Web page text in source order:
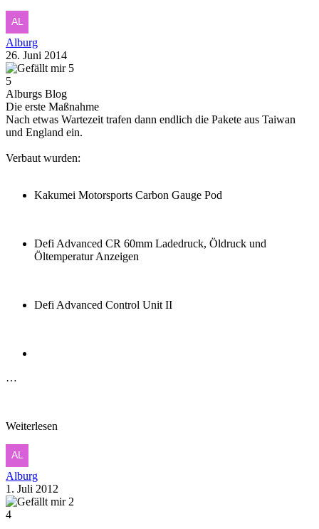
Alburg
26. Juni 2014
5
5
Alburgs Blog
Die erste Maßnahme
Nach etwas Wartezeit trafen dann endlich die Pakete aus Taiwan
und England ein.
Verbaut wurden:
Kakumei Motorsports Carbon Gauge Pod
Defi Advanced CR 60mm Ladedruck, Öldruck und
Öltemperatur Anzeigen
Defi Advanced Control Unit II
…
Weiterlesen
Alburg
1. Juli 2012
2
4